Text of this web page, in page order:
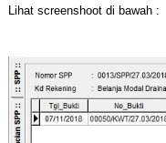
Lihat screenshoot di bawah :